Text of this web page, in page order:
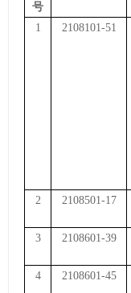
号
1 2108101-51
2 2108501-17
3
2108601-39
4 2108601-45